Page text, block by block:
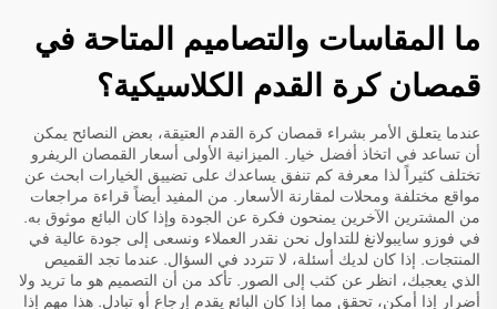
ما المقاسات والتصاميم المتاحة في
قمصان كرة القدم الكلاسيكية؟
عندما يتعلق الأمر بشراء قمصان كرة القدم العتيقة، بعض النصائح يمكن
أن تساعد في اتخاذ أفضل خيار. الميزانية الأولى أسعار القمصان الريفرو
تختلف كثيراً لذا معرفة كم تنفق يساعدك على تضييق الخيارات ابحث عن
مواقع مختلفة ومحلات لمقارنة الأسعار. من المفيد أيضاً قراءة مراجعات
من المشترين الآخرين يمنحون فكرة عن الجودة وإذا كان البائع موثوق به.
في فوزو سايبولانغ للتداول نحن نقدر العملاء ونسعى إلى جودة عالية في
المنتجات. إذا كان لديك أسئلة، لا تتردد في السؤال. عندما تجد القميص
الذي يعجبك، انظر عن كثب إلى الصور. تأكد من أن التصميم هو ما تريد ولا
أضرار إذا أمكن، تحقق مما إذا كان البائع يقدم إرجاع أو تبادل. هذا مهم إذا